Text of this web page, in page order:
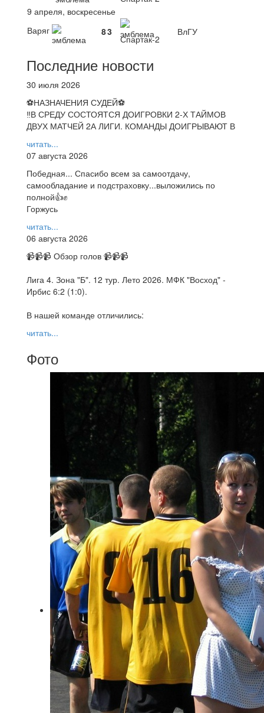
9 апреля, воскресенье
Варяг
83
Спартак-2
ВлГУ
Последние новости
30 июля 2026
⚽НАЗНАЧЕНИЯ СУДЕЙ⚽
‼В СРЕДУ СОСТОЯТСЯ ДОИГРОВКИ 2-Х ТАЙМОВ
ДВУХ МАТЧЕЙ 2А ЛИГИ. КОМАНДЫ ДОИГРЫВАЮТ В
читать...
07 августа 2026
Победная... Спасибо всем за самоотдачу,
самообладание и подстраховку...выложились по
полной👍✊
Горжусь
читать...
06 августа 2026
📹📹📹 Обзор голов 📹📹📹
Лига 4. Зона "Б". 12 тур. Лето 2026. МФК "Восход" -
Ирбис 6:2 (1:0).
В нашей команде отличились:
читать...
Фото